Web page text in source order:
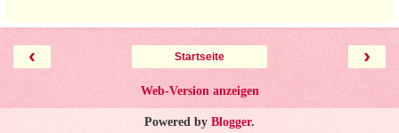
‹ ›
Startseite
Web-Version anzeigen
Powered by Blogger.